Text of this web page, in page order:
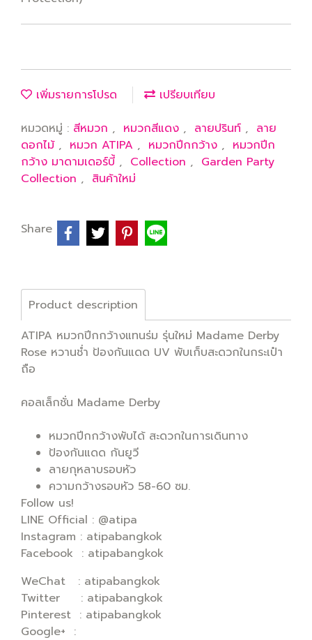
เพิ่มรายการโปรด
เปรียบเทียบ
หมวดหมู่ : สีหมวก , หมวกสีแดง , ลายปรินท์ , ลาย
ดอกไม้ , หมวก ATIPA , หมวกปีกกว้าง , หมวกปีก
กว้าง มาดามเดอร์บี้ , Collection , Garden Party
Collection , สินค้าใหม่
Share
Product description
ATIPA หมวกปีกกว้างแทนร่ม รุ่นใหม่ Madame Derby
Rose หวานช่ำ ป้องกันแดด UV พับเก็บสะดวกในกระเป๋า
ถือ
คอลเล็กชั่น Madame Derby
หมวกปีกกว้างพับได้ สะดวกในการเดินทาง
ป้องกันแดด กันยูวี
ลายกุหลาบรอบหัว
ความกว้างรอบหัว 58-60 ซม.
Follow us!
LINE Official : @atipa
Instagram : atipabangkok
Facebook : atipabangkok
WeChat : atipabangkok
Twitter : atipabangkok
Pinterest : atipabangkok
Google+ :